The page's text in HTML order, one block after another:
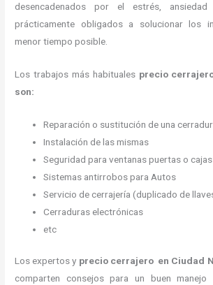
desencadenados por el estrés, ansiedad
prácticamente obligados a solucionar los
menor tiempo posible.
Los trabajos más habituales precio
son:
Reparación o sustitución de una
Instalación de las mismas
Seguridad para ventanas puertas o
Sistemas antirrobos para Autos
Servicio de cerrajería (duplicado de
Cerraduras electrónicas
etc
Los expertos y precio cerrajero en Ciudad
comparten consejos para un buen manejo